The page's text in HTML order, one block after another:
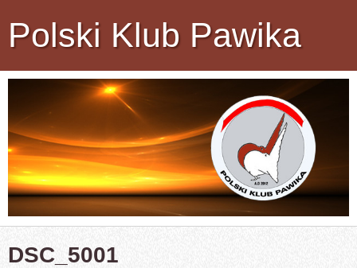
Polski Klub Pawika
DSC_5001